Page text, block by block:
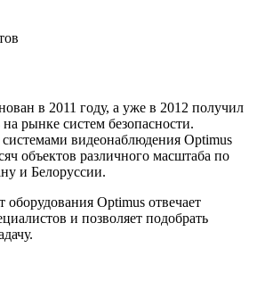
в 2011 году, а уже в 2012 получил
рынке систем безопасности.
видеонаблюдения Optimus
объектов различного масштаба по
и Белоруссии.
Optimus отвечает
и позволяет подобрать